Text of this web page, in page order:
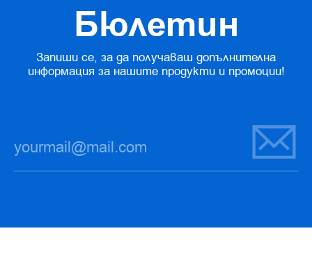
Бюлетин
Запиши се, за да получаваш допълнителна
информация за нашите продукти и промоции!